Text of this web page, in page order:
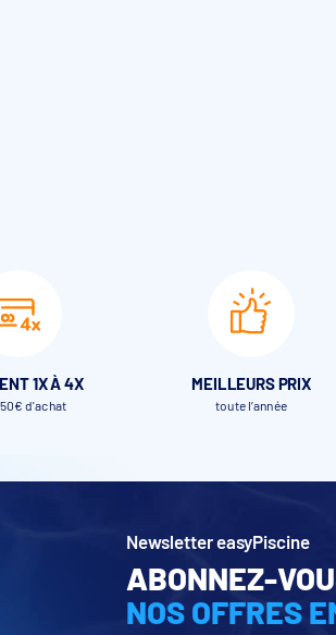
télécommande et programmation
multimédia et augmentent sa
cookies et l'utilisation de technologies de
1X À 4X
d'achat
MEILLEURS PRIX
toute l’année
Newsletter easyPiscine
ABONNEZ-
NOS OFFRES